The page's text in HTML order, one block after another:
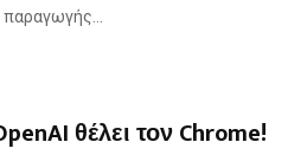
θέλει τον Chrome!